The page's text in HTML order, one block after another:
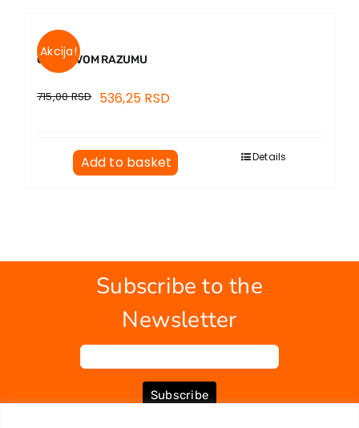
Akcija!
O ZDRAVOM RAZUMU
715,00RSD 536,25 RSD
Add to basket Details
Subscribe to the
Newsletter
Subscribe